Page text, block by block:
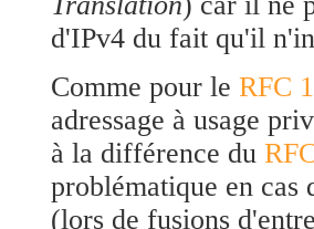
d'IPv4 du fait qu'il
Comme pour le RFC
adressage à usage
à la différence du
problématique en cas
(lors de fusions